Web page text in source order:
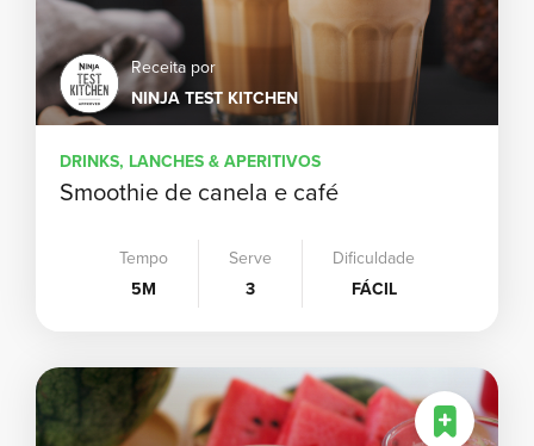
Receita por
NINJA TEST KITCHEN
DRINKS, LANCHES & APERITIVOS
Smoothie de canela e café
Tempo
5M
Serve
3
Dificuldade
FÁCIL